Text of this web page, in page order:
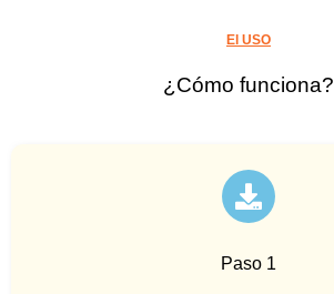
El USO
¿Cómo funciona?
Paso 1